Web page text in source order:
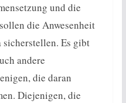
und die
die Anwesenheit
Es gibt
andere
die daran
Diejenigen, die